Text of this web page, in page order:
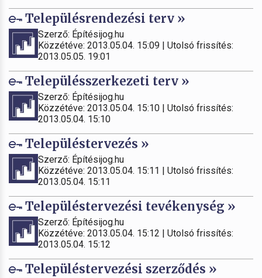
Településrendezési terv »
Szerző: Építésijog.hu
Közzétéve: 2013.05.04. 15:09 | Utolsó frissítés:
2013.05.05. 19:01
Településszerkezeti terv »
Szerző: Építésijog.hu
Közzétéve: 2013.05.04. 15:10 | Utolsó frissítés:
2013.05.04. 15:10
Településtervezés »
Szerző: Építésijog.hu
Közzétéve: 2013.05.04. 15:11 | Utolsó frissítés:
2013.05.04. 15:11
Településtervezési tevékenység »
Szerző: Építésijog.hu
Közzétéve: 2013.05.04. 15:12 | Utolsó frissítés:
2013.05.04. 15:12
Településtervezési szerződés »